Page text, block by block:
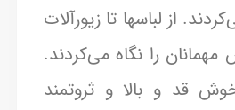
از لباسها تا زیورآلات
را نگاه می‌کردند.
قد و بالا و ثروتمند